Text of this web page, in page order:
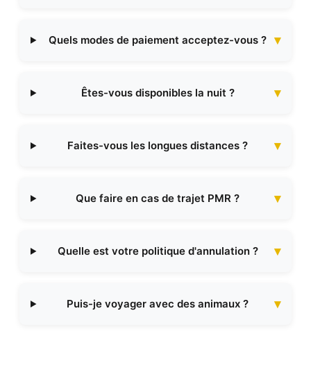
Quels modes de paiement acceptez-vous ?
Êtes-vous disponibles la nuit ?
Faites-vous les longues distances ?
Que faire en cas de trajet PMR ?
Quelle est votre politique d'annulation ?
Puis-je voyager avec des animaux ?